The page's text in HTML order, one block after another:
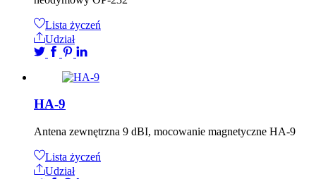
Lista życzeń
Udział
HA-9
Antena zewnętrzna 9 dBI, mocowanie magnetyczne HA-9
Lista życzeń
Udział